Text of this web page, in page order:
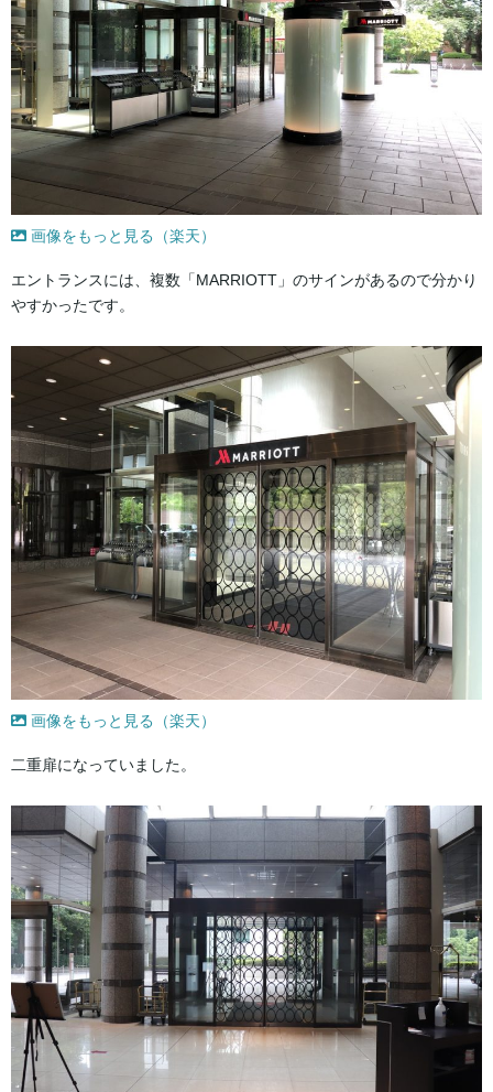
画像をもっと見る（楽天）
エントランスには、複数「MARRIOTT」のサインがあるので分かり
やすかったです。
画像をもっと見る（楽天）
二重扉になっていました。